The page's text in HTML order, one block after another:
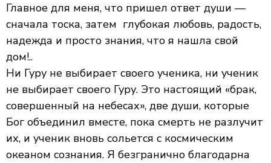
Главное для меня, что пришел ответ души —
сначала тоска, затем глубокая любовь, радость,
надежда и просто знания, что я нашла свой
дом!..
Ни Гуру не выбирает своего ученика, ни ученик
не выбирает своего Гуру. Это настоящий «брак,
совершенный на небесах», две души, которые
Бог объединил вместе, пока смерть не разлучит
их, и ученик вновь сольется с космическим
океаном сознания. Я безгранично благодарна